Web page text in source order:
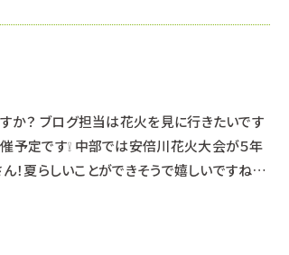
か？ ブログ担当は花火を見に行きたいです
予定です❕ 中部では安倍川花火大会が５年
！夏らしいことができそうで嬉しいですね♪
オープンキャンパスは《浜松校》の校舎で